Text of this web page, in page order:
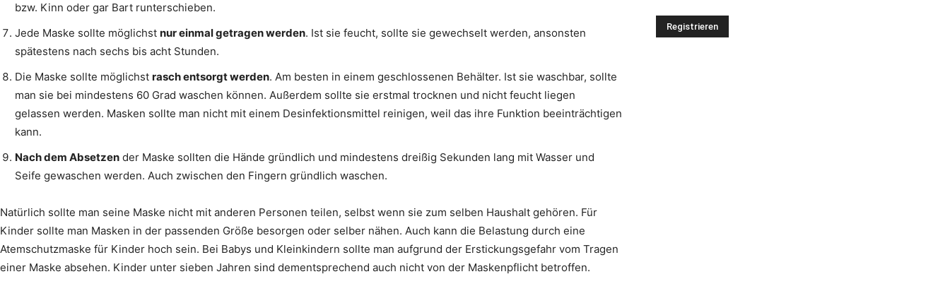
bzw. Kinn oder gar Bart runterschieben.
Jede Maske sollte möglichst nur einmal getragen werden. Ist sie feucht, sollte sie gewechselt werden, ansonsten
spätestens nach sechs bis acht Stunden.
Die Maske sollte möglichst rasch entsorgt werden. Am besten in einem geschlossenen Behälter. Ist sie waschbar, sollte
man sie bei mindestens 60 Grad waschen können. Außerdem sollte sie erstmal trocknen und nicht feucht liegen
gelassen werden. Masken sollte man nicht mit einem Desinfektionsmittel reinigen, weil das ihre Funktion beeinträchtigen
kann.
Nach dem Absetzen der Maske sollten die Hände gründlich und mindestens dreißig Sekunden lang mit Wasser und
Seife gewaschen werden. Auch zwischen den Fingern gründlich waschen.
Natürlich sollte man seine Maske nicht mit anderen Personen teilen, selbst wenn sie zum selben Haushalt gehören. Für
Kinder sollte man Masken in der passenden Größe besorgen oder selber nähen. Auch kann die Belastung durch eine
Atemschutzmaske für Kinder hoch sein. Bei Babys und Kleinkindern sollte man aufgrund der Erstickungsgefahr vom Tragen
einer Maske absehen. Kinder unter sieben Jahren sind dementsprechend auch nicht von der Maskenpflicht betroffen.